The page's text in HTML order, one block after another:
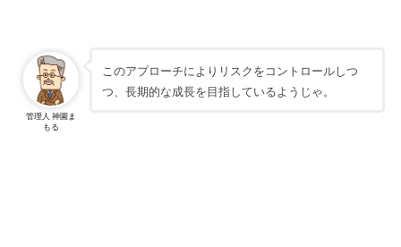
管理人 神園ま
もる
このアプローチによりリスクをコントロールしつ
つ、長期的な成長を目指しているようじゃ。